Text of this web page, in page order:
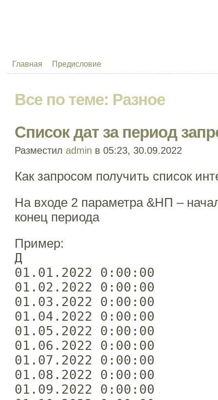
Главная Предисловие
Все по теме: Разное
Список дат за период
Разместил admin в 05:23, 30.09.2022
Как запросом получить список
На входе 2 параметра &НП –
конец периода
Пример:
Д
01.01.2022 0:00:00
01.02.2022 0:00:00
01.03.2022 0:00:00
01.04.2022 0:00:00
01.05.2022 0:00:00
01.06.2022 0:00:00
01.07.2022 0:00:00
01.08.2022 0:00:00
01.09.2022 0:00:00